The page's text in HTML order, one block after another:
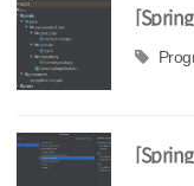
API 개
API 개